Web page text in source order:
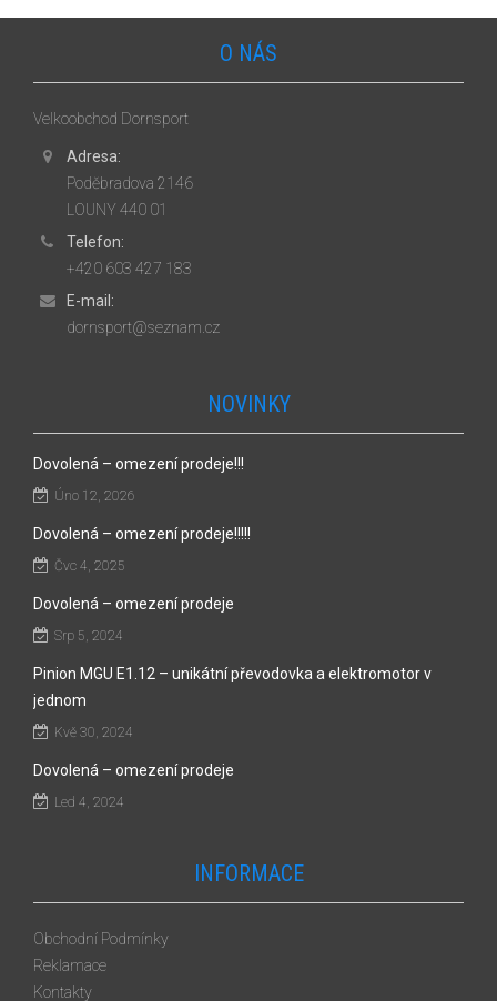
O NÁS
Velkoobchod Dornsport
Adresa:
Poděbradova 2146
LOUNY 440 01
Telefon:
+420 603 427 183
E-mail:
dornsport@seznam.cz
NOVINKY
Dovolená – omezení prodeje!!!
Úno 12, 2026
Dovolená – omezení prodeje!!!!!
Čvc 4, 2025
Dovolená – omezení prodeje
Srp 5, 2024
Pinion MGU E1.12 – unikátní převodovka a elektromotor v
jednom
Kvě 30, 2024
Dovolená – omezení prodeje
Led 4, 2024
INFORMACE
Obchodní Podmínky
Reklamace
Kontakty